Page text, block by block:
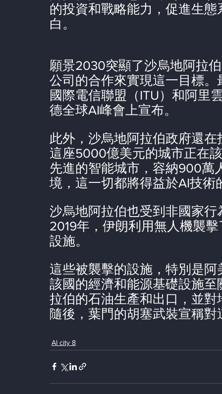
的投資和戰略能力，促進生
白。
願景2030突顯了沙烏地阿拉
公司的合作來實現這一目標
國際電信聯盟（ITU）和阿里
德全球AI峰會上宣布。
此外，沙烏地阿拉伯政府還
這座5000億美元的城市正在
先進的智能城市，容納900萬
境，這一切都將得益於AI技術
沙烏地阿拉伯也受到非國家
2019年，伊朗利用無人機襲
設施。
這些被襲擊的設施，特別是
該國的經濟和能源基礎設施
拉伯的石油生產和出口，並
隨後，葉門的胡塞武裝宣稱對
AI city 8